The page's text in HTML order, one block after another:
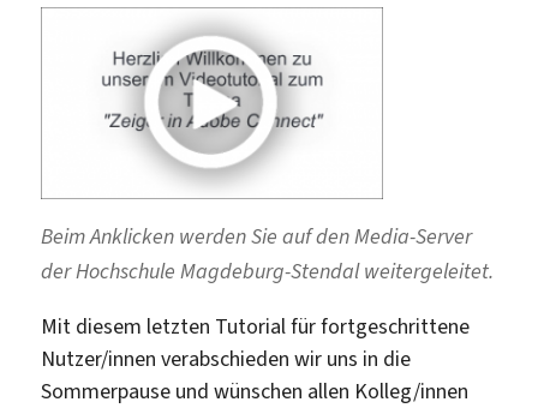
Beim Anklicken werden Sie auf den Media-Server
der Hochschule Magdeburg-Stendal weitergeleitet.
Mit diesem letzten Tutorial für fortgeschrittene
Nutzer/innen verabschieden wir uns in die
Sommerpause und wünschen allen Kolleg/innen